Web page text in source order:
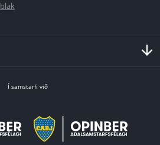
blak
Í samstarfi við